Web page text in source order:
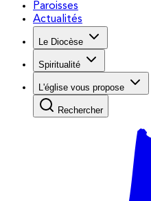
Paroisses
Actualités
Le Diocèse
Spiritualité
L'église vous propose
Rechercher